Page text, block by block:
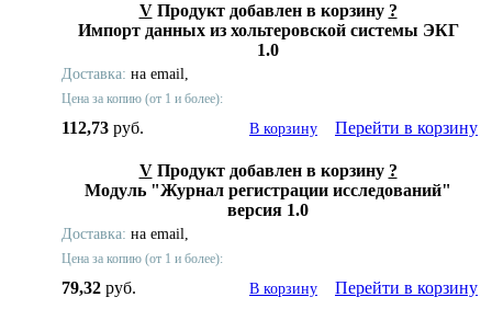
V Продукт добавлен в корзину ?
Импорт данных из хольтеровской системы ЭКГ
1.0
Доставка: на email,
Цена за копию (от 1 и более):
112,73 руб. В корзину Перейти в корзину
V Продукт добавлен в корзину ?
Модуль "Журнал регистрации исследований"
версия 1.0
Доставка: на email,
Цена за копию (от 1 и более):
79,32 руб. В корзину Перейти в корзину